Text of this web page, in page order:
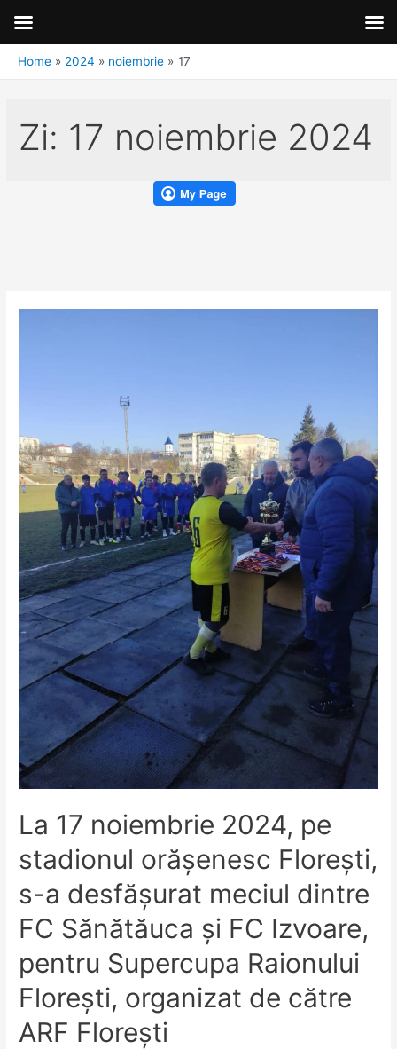
Home 2024 noiembrie 17
Zi: 17 noiembrie 2024
La 17 noiembrie 2024, pe
stadionul orășenesc Florești,
s-a desfășurat meciul dintre
FC Sănătăuca și FC Izvoare,
pentru Supercupa Raionului
Florești, organizat de către
ARF Florești